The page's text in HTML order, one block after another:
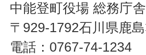
中能登町役場 総務庁舎
〒929-1792石川県鹿
電話：0767-74-1234